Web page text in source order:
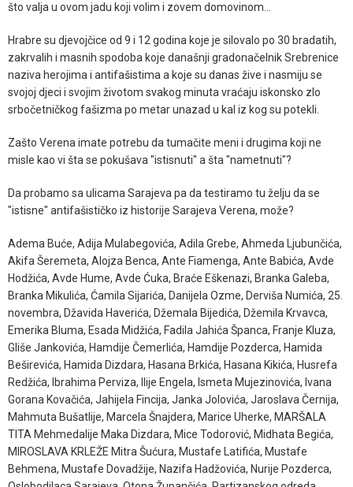
što valja u ovom jadu koji volim i zovem domovinom...
Hrabre su djevojčice od 9 i 12 godina koje je silovalo po 30 bradatih,
zakrvalih i masnih spodoba koje današnji gradonačelnik Srebrenice
naziva herojima i antifašistima a koje su danas žive i nasmiju se
svojoj djeci i svojim životom svakog minuta vraćaju iskonsko zlo
srbočetničkog fašizma po metar unazad u kal iz kog su potekli.
Zašto Verena imate potrebu da tumačite meni i drugima koji ne
misle kao vi šta se pokušava "istisnuti" a šta "nametnuti"?
Da probamo sa ulicama Sarajeva pa da testiramo tu želju da se
"istisne" antifašističko iz historije Sarajeva Verena, može?
Adema Buće, Adija Mulabegovića, Adila Grebe, Ahmeda Ljubunčića,
Akifa Šeremeta, Alojza Benca, Ante Fiamenga, Ante Babića, Avde
Hodžića, Avde Hume, Avde Ćuka, Braće Eškenazi, Branka Galeba,
Branka Mikulića, Ćamila Sijarića, Danijela Ozme, Derviša Numića, 25.
novembra, Džavida Haverića, Džemala Bijedića, Džemila Krvavca,
Emerika Bluma, Esada Midžića, Fadila Jahića Španca, Franje Kluza,
Gliše Jankovića, Hamdije Čemerlića, Hamdije Pozderca, Hamida
Beširevića, Hamida Dizdara, Hasana Brkića, Hasana Kikića, Husrefa
Redžića, Ibrahima Perviza, Ilije Engela, Ismeta Mujezinovića, Ivana
Gorana Kovačića, Jahijela Fincija, Janka Jolovića, Jaroslava Černija,
Mahmuta Bušatlije, Marcela Šnajdera, Marice Uherke, MARŠALA
TITA Mehmedalije Maka Dizdara, Mice Todorović, Midhata Begića,
MIROSLAVA KRLEŽE Mitra Šućura, Mustafe Latifića, Mustafe
Behmena, Mustafe Dovadžije, Nazifa Hadžovića, Nurije Pozderca,